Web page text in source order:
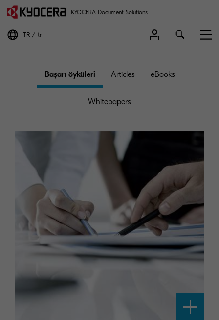
KYOCERA Document Solutions
TR tr
Başarı öyküleri Articles eBooks
Whitepapers